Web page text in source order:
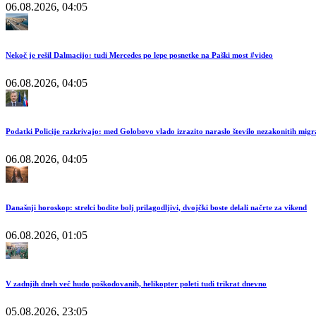
06.08.2026, 04:05
Nekoč je rešil Dalmacijo: tudi Mercedes po lepe posnetke na Paški most #video
06.08.2026, 04:05
Podatki Policije razkrivajo: med Golobovo vlado izrazito naraslo število nezakonitih
06.08.2026, 04:05
Današnji horoskop: strelci bodite bolj prilagodljivi, dvojčki boste delali načrte za vikend
06.08.2026, 01:05
V zadnjih dneh več hudo poškodovanih, helikopter poleti tudi trikrat dnevno
05.08.2026, 23:05